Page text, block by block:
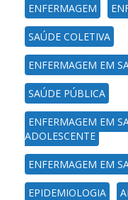
ENFERMAGEM
SAÚDE COLETIVA
ENFERMAGEM EM
SAÚDE PÚBLICA
ENFERMAGEM EM
ADOLESCENTE
ENFERMAGEM EM
EPIDEMIOLOGIA